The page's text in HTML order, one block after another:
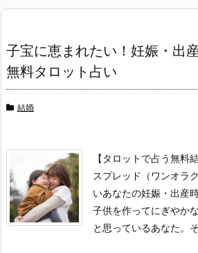
子宝に恵まれたい！妊娠・出
無料タロット占い
結婚
【タロットで占う無料
スプレッド（ワンオラク
いあなたの妊娠・出産
子供を作ってにぎやか
と思っているあなた。